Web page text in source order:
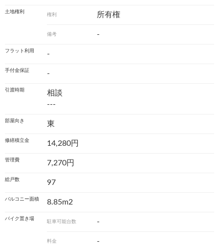
土地権利
権利 所有権
備考 -
フラット利用 -
手付金保証 -
引渡時期
相談
---
部屋向き 東
修繕積立金 14,280円
管理費 7,270円
総戸数 97
バルコニー面積 8.85m2
バイク置き場
駐車可能台数 -
料金 -